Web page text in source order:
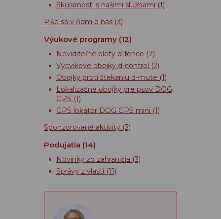
Skúsenosti s našimi službami (1)
Píše sa v ňom o nás (3)
Výukové programy (12)
Neviditeľné ploty d-fence (7)
Výcvikové obojky d-control (2)
Obojky proti štekaniu d-mute (1)
Lokalizačné obojky pre psov DOG
GPS (1)
GPS lokátor DOG GPS mini (1)
Sponzorované aktivity (3)
Podujatia (14)
Novinky zo zahraničia (3)
Správy z vlasti (11)